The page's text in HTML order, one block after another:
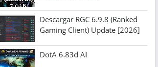
Descargar RGC 6.9.8 (Ranked
Gaming Client) Update [2026]
DotA 6.83d AI